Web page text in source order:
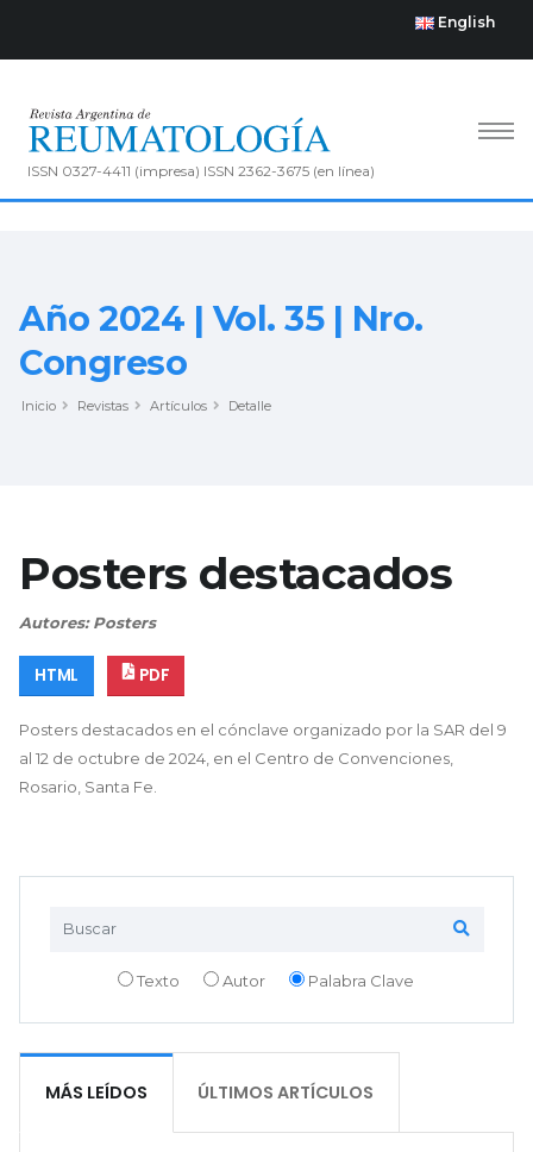
English
ISSN 0327-4411 (impresa) ISSN 2362-3675 (en línea)
Año 2024 | Vol. 35 | Nro.
Congreso
Inicio Revistas Artículos Detalle
Texto Autor Palabra Clave
MÁS LEÍDOS ÚLTIMOS ARTÍCULOS
Posters destacados
Autores: Posters
HTML PDF
Posters destacados en el cónclave organizado por la SAR del 9
al 12 de octubre de 2024, en el Centro de Convenciones,
Rosario, Santa Fe.